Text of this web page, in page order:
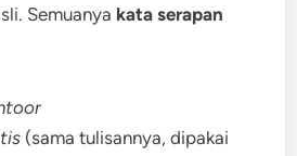
Semuanya kata serapan
(sama tulisannya, dipakai